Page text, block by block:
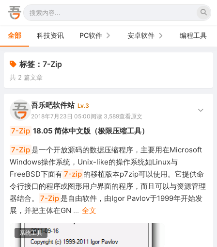
全部 科技资讯 PC软件
办公软件
网络软件
图形图像
游戏娱乐
安全防御
系统下载
系统工具
安卓软件
手机软件
电视软件
车机软件
编程工具
标签：7-Zip
共 2 篇文章
吾乐吧软件站 Lv.3
2018年7月23日 05:00阅读 3,589查看原文
7-Zip 18.05 简体中文版（极限压缩工具）
7-Zip 是一个开放源码的数据压缩程序，主要用在Microsoft
Windows操作系统，Unix-like的操作系统如Linux与
FreeBSD下面有7-zip 的移植版本p7zip可以使用。它提供命
令行接口的程序或图形用户界面的程序，而且可以与资源管理
器结合。
7-Zip 是自由软件，由Igor Pavlov于1999年开始发
展，并把主体在GN ... 全文
系统工具